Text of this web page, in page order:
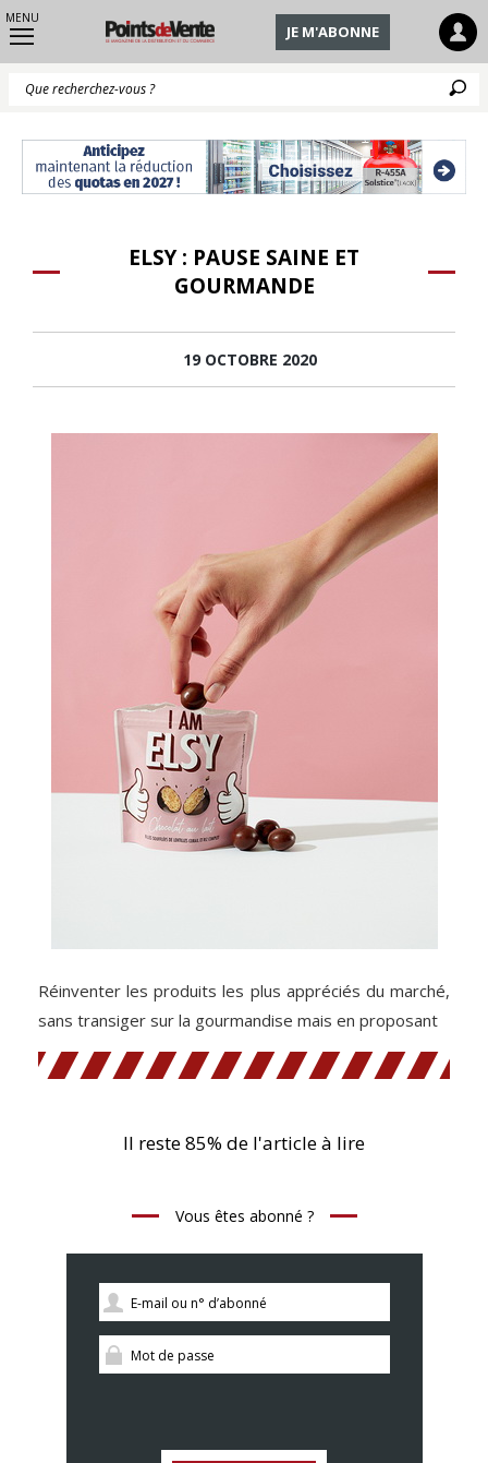
MENU
JE M'ABONNE
ELSY : PAUSE SAINE ET
GOURMANDE
19 OCTOBRE 2020
Réinventer les produits les plus appréciés du marché,
sans transiger sur la gourmandise mais en proposant
Il reste 85% de l'article à lire
Vous êtes abonné ?